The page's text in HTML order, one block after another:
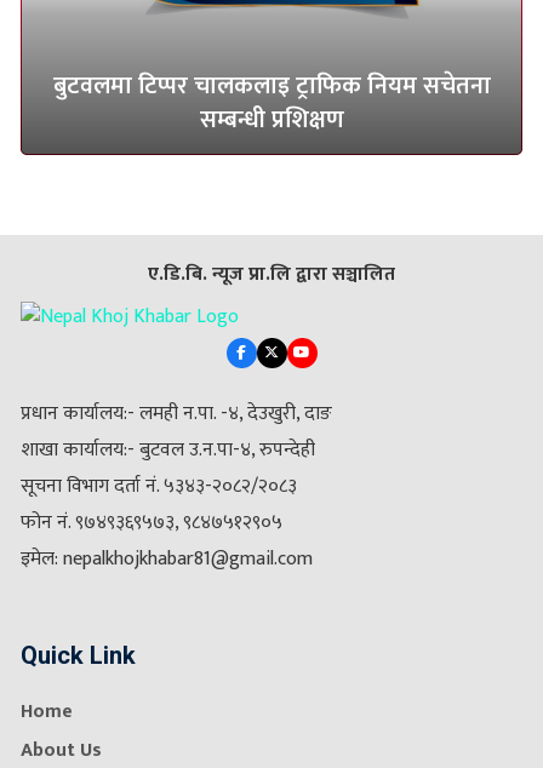
बुटवलमा टिप्पर चालकलाइ ट्राफिक नियम सचेतना
सम्बन्धी प्रशिक्षण
ए.डि.बि. न्यूज प्रा.लि द्वारा सञ्चालित
प्रधान कार्यालय:- लमही न.पा. -४, देउखुरी, दाङ
शाखा कार्यालय:- बुटवल उ.न.पा-४, रुपन्देही
सूचना विभाग दर्ता नं. ५३४३-२०८२/२०८३
फोन नं. ९७४९३६९५७३, ९८४७५१२९०५
इमेल: nepalkhojkhabar81@gmail.com
Quick Link
Home
About Us